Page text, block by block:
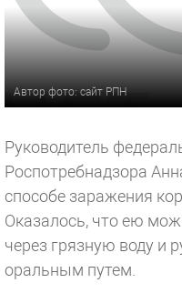
Автор фото: сайт РПН
Руководитель
Роспотребнадзора
способе заражения
Оказалось, что ею
через грязную воду и
оральным путем.